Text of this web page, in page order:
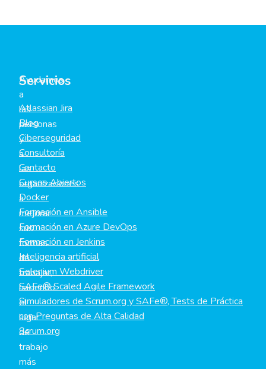
Ayudamos
a
las
personas
y
a
las
organizaciones
a
mejorar
sus
formas
de
trabajar,
haciendo
el
lugar
de
trabajo
más
Servicios
Atlassian Jira
Blog
Ciberseguridad
Consultoría
Contacto
Cursos Abiertos
Docker
Formación en Ansible
Formación en Azure DevOps
Formación en Jenkins
Inteligencia artificial
Selenium Webdriver
SAFe® Scaled Agile Framework
Simuladores de Scrum.org y SAFe®, Tests de Práctica
con Preguntas de Alta Calidad
Scrum.org